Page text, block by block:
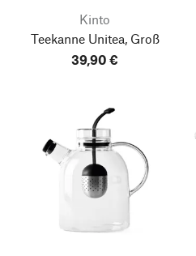
Kinto
Teekanne Unitea, Groß
39,90 €